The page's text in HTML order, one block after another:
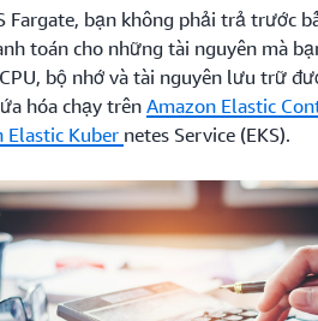
Fargate, bạn không phải trả trước
toán cho những tài nguyên mà
bộ nhớ và tài nguyên lưu trữ
hóa chạy trênAmazon Elastic
Elastic Kuber netes Service (EKS).